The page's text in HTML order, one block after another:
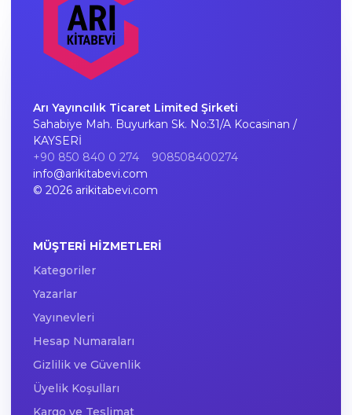
Arı Yayıncılık Ticaret Limited Şirketi
Sahabiye Mah. Buyurkan Sk. No:31/A Kocasinan /
KAYSERİ
+90 850 840 0 274
908508400274
info@arikitabevi.com
© 2026 arikitabevi.com
MÜŞTERI HIZMETLERI
Kategoriler
Yazarlar
Yayınevleri
Hesap Numaraları
Gizlilik ve Güvenlik
Üyelik Koşulları
Kargo ve Teslimat